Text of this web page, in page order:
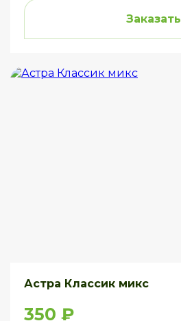
Заказать
Астра Классик микс
350 ₽